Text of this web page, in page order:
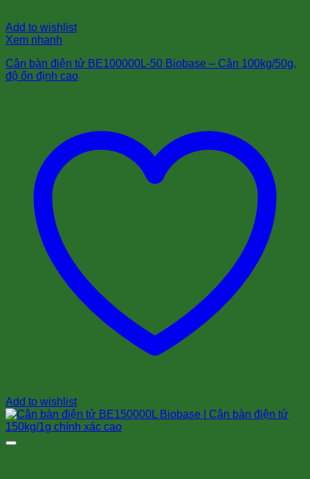
Add to wishlist
Xem nhanh
Cân bàn điện tử BE100000L-50 Biobase – Cân 100kg/50g,
độ ổn định cao
Add to wishlist